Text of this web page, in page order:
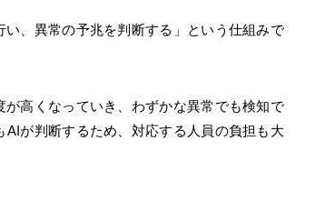
、異常の予兆を判断する」という仕組みで
高くなっていき、わずかな異常でも検知で
が判断するため、対応する人員の負担も大